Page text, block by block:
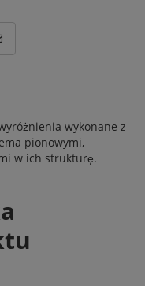
wykonane z
pionowymi,
w ich strukturę.